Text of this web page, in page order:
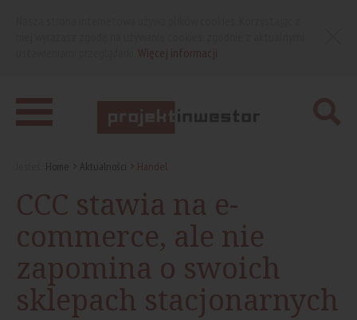
Home Aktualności Handel
CCC stawia na e-
commerce, ale nie
zapomina o swoich
sklepach stacjonarnych